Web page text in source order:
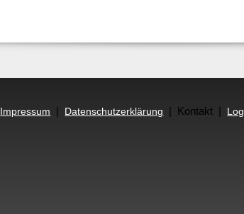
Impressum | Datenschutzerklärung | Kontakt |